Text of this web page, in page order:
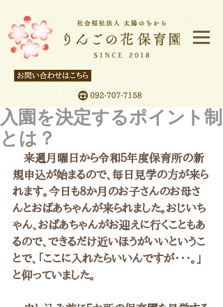
入園を決定するポイント制
とは？
来週月曜日から令和５年度保育所の新
規申込が始まるので、毎日見学の方が来ら
れます。今日も８か月のお子さんのお母さ
んとおばあちゃんが来られました。おじいち
ゃん、おばあちゃんがお迎えに行くこともあ
るので、できるだけ近いほうがいいというこ
とで、「ここに入れたらいいんですが・・・。」
と仰っていました。